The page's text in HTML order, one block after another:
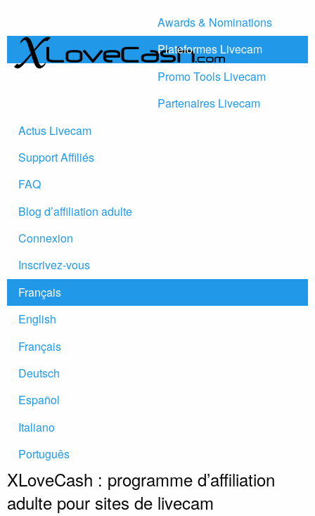
Awards & Nominations
Plateformes Livecam
Promo Tools Livecam
Partenaires Livecam
Actus Livecam
Support Affiliés
FAQ
Blog d’affiliation adulte
Connexion
Inscrivez-vous
Français
English
Français
Deutsch
Español
Italiano
Português
XLoveCash : programme d’affiliation
adulte pour sites de livecam